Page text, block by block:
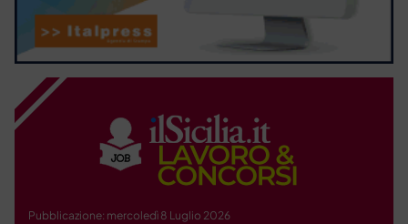
Pubblicazione: mercoledì 8 Luglio 2026